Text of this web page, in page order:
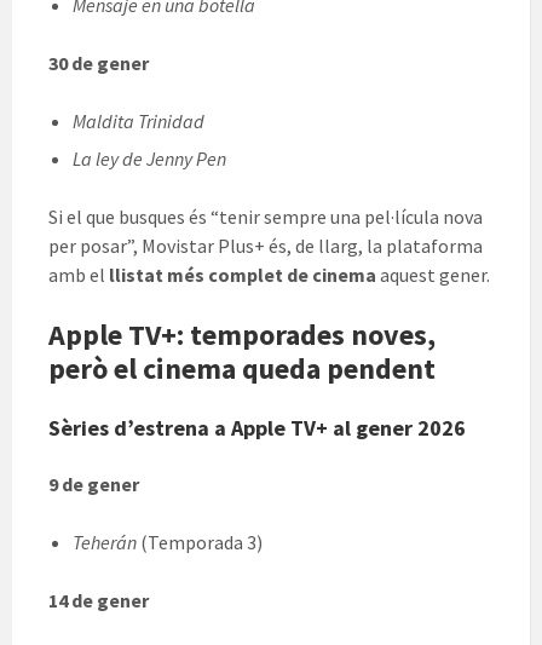
Mensaje en una botella
30 de gener
Maldita Trinidad
La ley de Jenny Pen
Si el que busques és “tenir sempre una pel·lícula nova
per posar”, Movistar Plus+ és, de llarg, la plataforma
amb el llistat més complet de cinema aquest gener.
Apple TV+: temporades noves,
però el cinema queda pendent
Sèries d’estrena a Apple TV+ al gener 2026
9 de gener
Teherán (Temporada 3)
14 de gener